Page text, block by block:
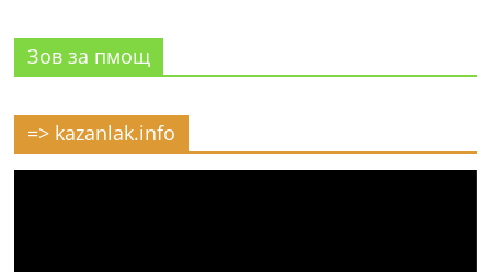
Зов за пмощ
=> kazanlak.info